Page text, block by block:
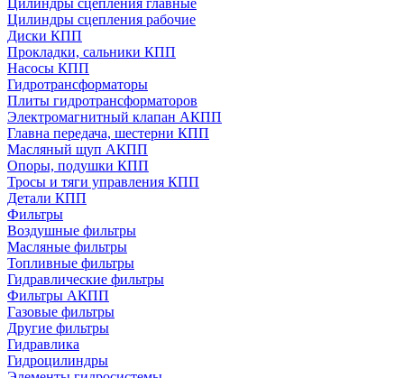
Цилиндры сцепления главные
Цилиндры сцепления рабочие
Диски КПП
Прокладки, сальники КПП
Насосы КПП
Гидротрансформаторы
Плиты гидротрансформаторов
Электромагнитный клапан АКПП
Главна передача, шестерни КПП
Масляный щуп АКПП
Опоры, подушки КПП
Тросы и тяги управления КПП
Детали КПП
Фильтры
Воздушные фильтры
Масляные фильтры
Топливные фильтры
Гидравлические фильтры
Фильтры АКПП
Газовые фильтры
Другие фильтры
Гидравлика
Гидроцилиндры